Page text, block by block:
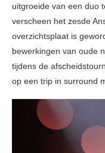
uitgroeide van een duo
verscheen het zesde
overzichtsplaat is
bewerkingen van oude
tijdens de
op een trip in surround